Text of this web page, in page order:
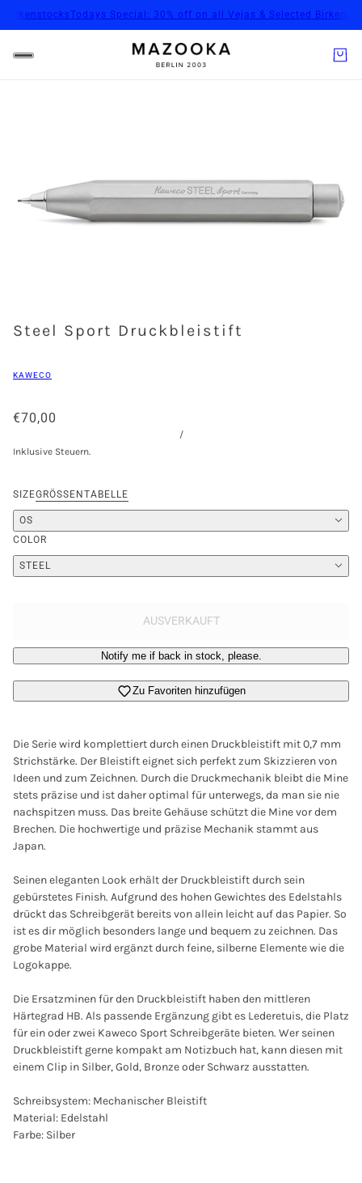
Todays Special: 30% off on all Vejas & Selected
Steel Sport Druckbleistift
KAWECO
€70,00
/
Inklusive Steuern.
SIZEGRÖSSENTABELLE
OS
COLOR
STEEL
AUSVERKAUFT
Notify me if back in stock, please.
Zu Favoriten hinzufügen
Die Serie wird komplettiert durch einen Druckbleistift mit 0,7 mm
Strichstärke. Der Bleistift eignet sich perfekt zum Skizzieren von
Ideen und zum Zeichnen. Durch die Druckmechanik bleibt die Mine
stets präzise und ist daher optimal für unterwegs, da man sie nie
nachspitzen muss. Das breite Gehäuse schützt die Mine vor dem
Brechen. Die hochwertige und präzise Mechanik stammt aus
Japan.
Seinen eleganten Look erhält der Druckbleistift durch sein
gebürstetes Finish. Aufgrund des hohen Gewichtes des Edelstahls
drückt das Schreibgerät bereits von allein leicht auf das Papier. So
ist es dir möglich besonders lange und bequem zu zeichnen. Das
grobe Material wird ergänzt durch feine, silberne Elemente wie die
Logokappe.
Die Ersatzminen für den Druckbleistift haben den mittleren
Härtegrad HB. Als passende Ergänzung gibt es Lederetuis, die Platz
für ein oder zwei Kaweco Sport Schreibgeräte bieten. Wer seinen
Druckbleistift gerne kompakt am Notizbuch hat, kann diesen mit
einem Clip in Silber, Gold, Bronze oder Schwarz ausstatten.
Schreibsystem: Mechanischer Bleistift
Material: Edelstahl
Farbe: Silber